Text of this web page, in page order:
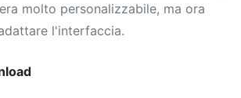
molto personalizzabile, ma ora
l'interfaccia.